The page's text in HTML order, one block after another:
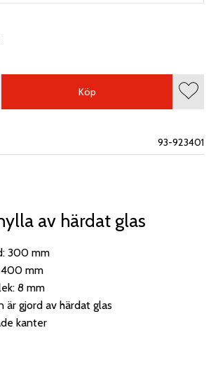
Köp
93-923401
av härdat glas
300 mm
400 mm
8 mm
är gjord av härdat glas
kanter